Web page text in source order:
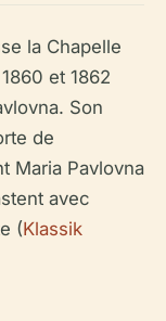
la Chapelle
et 1862
Son
de
Maria Pavlovna
avec
(Klassik